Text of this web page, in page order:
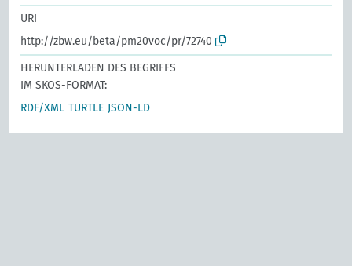
URI
http://zbw.eu/beta/pm20voc/pr/72740
HERUNTERLADEN DES BEGRIFFS
IM SKOS-FORMAT:
RDF/XML TURTLE JSON-LD